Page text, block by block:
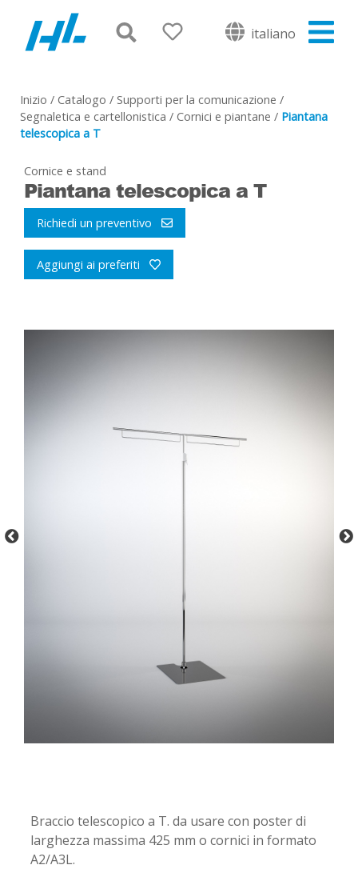
italiano
Inizio / Catalogo / Supporti per la comunicazione /
Segnaletica e cartellonistica / Cornici e piantane / Piantana
telescopica a T
Cornice e stand
Piantana telescopica a T
Richiedi un preventivo
Aggiungi ai preferiti
Braccio telescopico a T. da usare con poster di
larghezza massima 425 mm o cornici in formato
A2/A3L.